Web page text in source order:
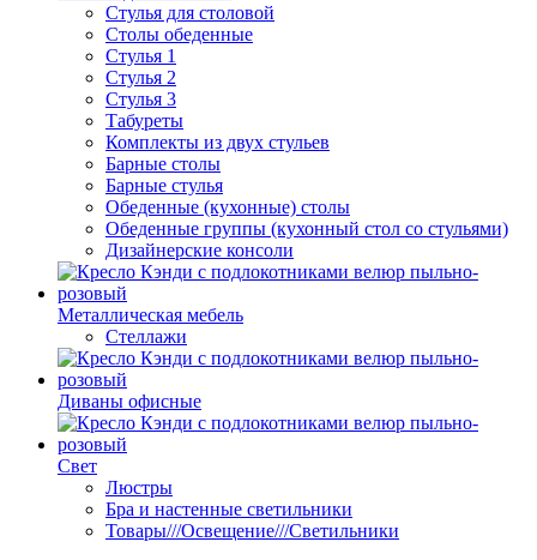
Стулья для столовой
Столы обеденные
Стулья 1
Стулья 2
Стулья 3
Табуреты
Комплекты из двух стульев
Барные столы
Барные стулья
Обеденные (кухонные) столы
Обеденные группы (кухонный стол со стульями)
Дизайнерские консоли
Металлическая мебель
Стеллажи
Диваны офисные
Свет
Люстры
Бра и настенные светильники
Товары///Освещение///Светильники